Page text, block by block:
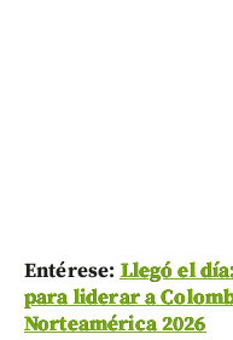
Entérese: Llegó el
para liderar a
Norteamérica 2026